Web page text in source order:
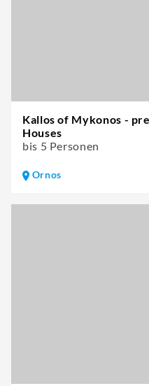
Kallos of Mykonos -
Houses
bis 5 Personen
Ornos